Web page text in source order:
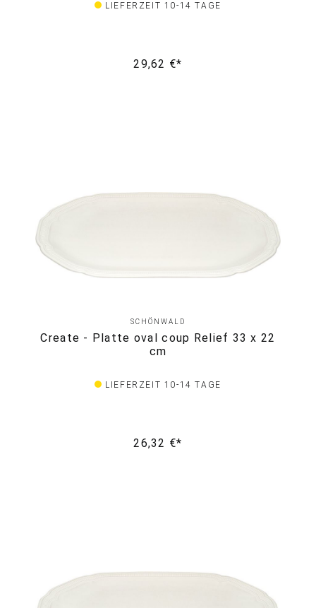
LIEFERZEIT 10-14 TAGE
29,62 €*
SCHÖNWALD
Create - Platte oval coup Relief 33 x 22
cm
LIEFERZEIT 10-14 TAGE
26,32 €*